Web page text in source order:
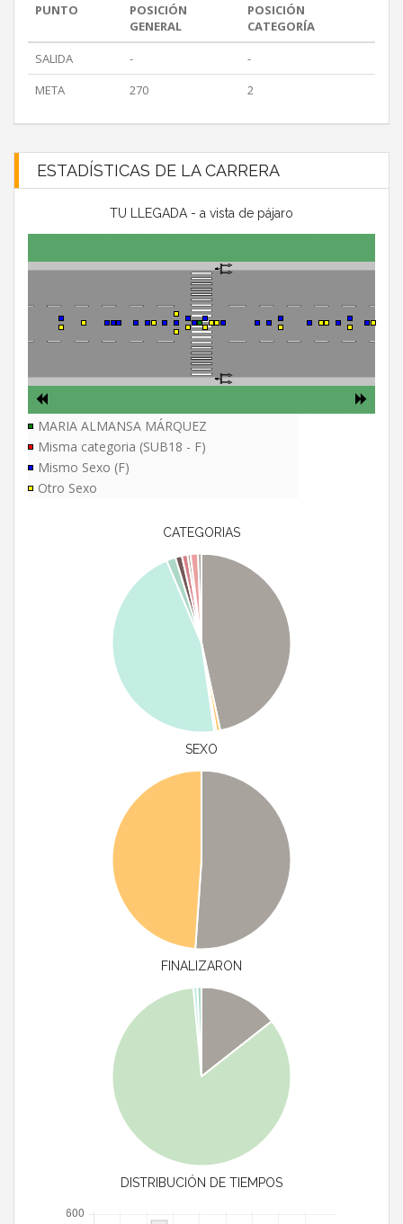
PUNTO
POSICIÓN
GENERAL
POSICIÓN
CATEGORÍA
SALIDA
-
-
META
270 2
ESTADÍSTICAS DE LA CARRERA
TU LLEGADA - a vista de pájaro
MARIA ALMANSA MÁRQUEZ
Misma categoria (SUB18 - F)
Mismo Sexo (F)
Otro Sexo
CATEGORIAS
SEXO
FINALIZARON
DISTRIBUCIÓN DE TIEMPOS